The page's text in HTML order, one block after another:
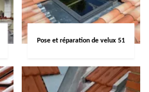
Pose et réparation de velux 51